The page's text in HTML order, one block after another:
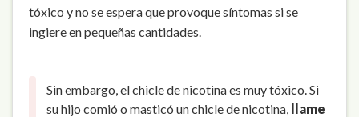
tóxico y no se espera que provoque síntomas si se
ingiere en pequeñas cantidades.
Sin embargo, el chicle de nicotina es muy tóxico. Si
su hijo comió o masticó un chicle de nicotina, llame